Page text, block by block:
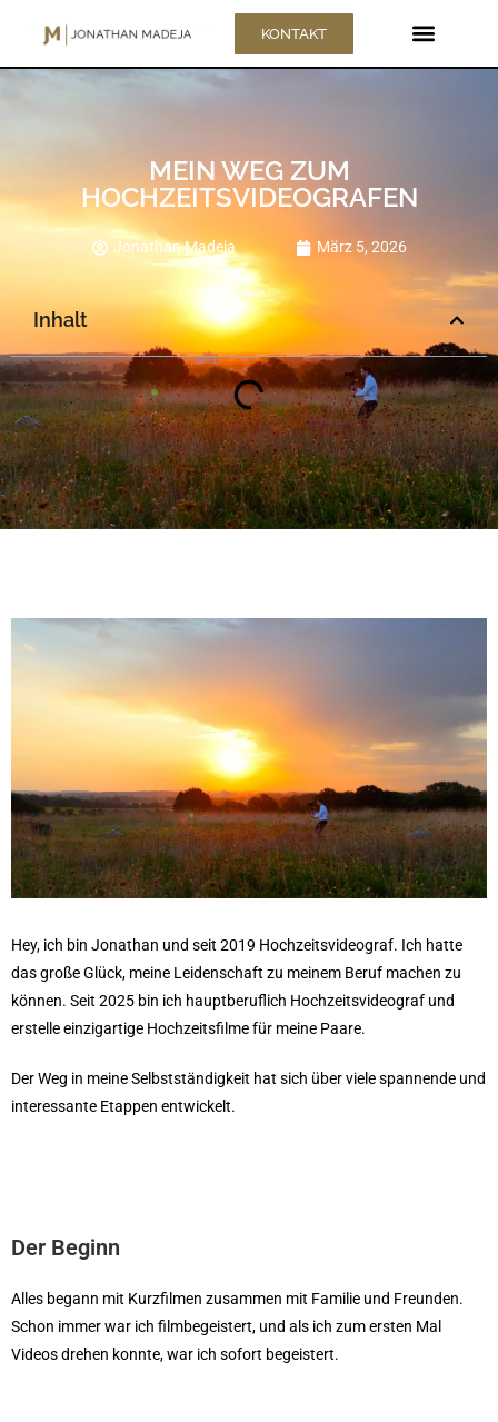
KONTAKT
MEIN WEG ZUM
HOCHZEITSVIDEOGRAFEN
Jonathan Madeja März 5, 2026
Inhalt
Hey, ich bin Jonathan und seit 2019 Hochzeitsvideograf. Ich hatte
das große Glück, meine Leidenschaft zu meinem Beruf machen zu
können. Seit 2025 bin ich hauptberuflich Hochzeitsvideograf und
erstelle einzigartige Hochzeitsfilme für meine Paare.
Der Weg in meine Selbstständigkeit hat sich über viele spannende und
interessante Etappen entwickelt.
Der Beginn
Alles begann mit Kurzfilmen zusammen mit Familie und Freunden.
Schon immer war ich filmbegeistert, und als ich zum ersten Mal
Videos drehen konnte, war ich sofort begeistert.